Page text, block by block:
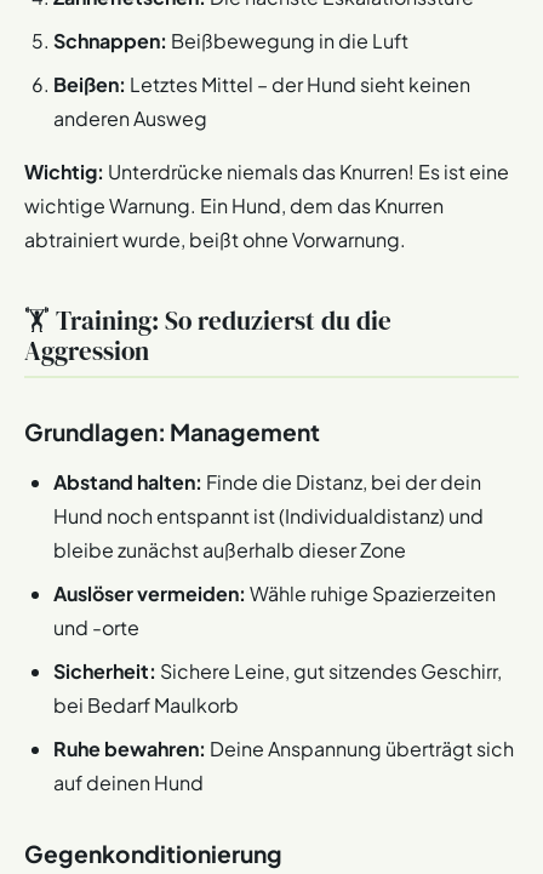
Schnappen: Beißbewegung in die Luft
Beißen: Letztes Mittel – der Hund sieht keinen
anderen Ausweg
Wichtig: Unterdrücke niemals das Knurren! Es ist eine
wichtige Warnung. Ein Hund, dem das Knurren
abtrainiert wurde, beißt ohne Vorwarnung.
🏋️ Training: So reduzierst du die
Aggression
Grundlagen: Management
Abstand halten: Finde die Distanz, bei der dein
Hund noch entspannt ist (Individualdistanz) und
bleibe zunächst außerhalb dieser Zone
Auslöser vermeiden: Wähle ruhige Spazierzeiten
und -orte
Sicherheit: Sichere Leine, gut sitzendes Geschirr,
bei Bedarf Maulkorb
Ruhe bewahren: Deine Anspannung überträgt sich
auf deinen Hund
Gegenkonditionierung